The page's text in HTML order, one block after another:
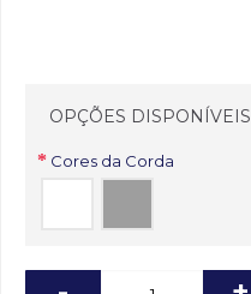
OPÇÕES DISPONÍVEIS
Cores da Corda